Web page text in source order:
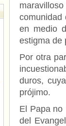
comunidad
en medio
estigma de
Por otra
duros,
prójimo.
El Papa no
del